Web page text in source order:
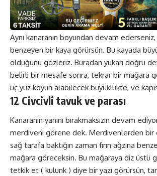
Aynı kanaranın boyundan devam
benzeyen bir kaya görürsün. Bu kayada
olduğunu gözleriz. Buradan yukarı doğru
belirli bir mesafe sonra, tekrar bir mağara
üç yüz koyun alabilecek büyüklükte, ve
12 Civcivli tavuk ve parası
Kanaranın yanını bırakmaksızın devam
merdiveni görene dek. Merdivenlerden bir
sağ tarafa baktığın zaman fırın ağzına
mağara göreceksin. Bu mağaraya diz üstü
tetkik et ( kulunk ) diye bir yazı görürsün,